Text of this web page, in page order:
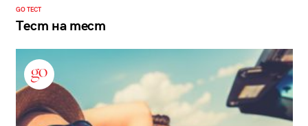
GO ТЕСТ
Тест на тест